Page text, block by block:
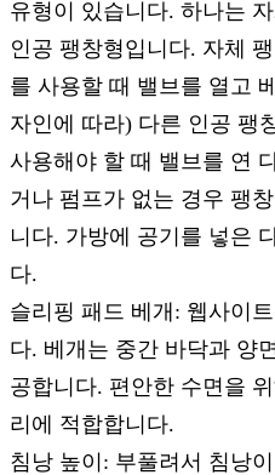
유형이 있습니다. 하나는
인공 팽창형입니다. 자체
를 사용할 때 밸브를 열고
자인에 따라) 다른 인공 팽
사용해야 할 때 밸브를 연
거나 펌프가 없는 경우 팽
니다. 가방에 공기를 넣은
다.
슬리핑 패드 베개: 웹사이
다. 베개는 중간 바닥과 양
공합니다. 편안한 수면을
리에 적합합니다.
침낭 높이: 부풀려서 침낭